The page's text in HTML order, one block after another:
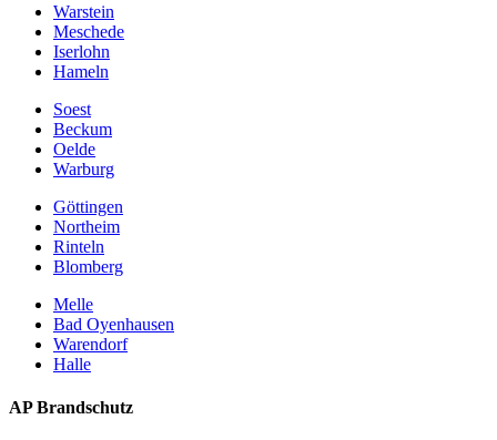
Warstein
Meschede
Iserlohn
Hameln
Soest
Beckum
Oelde
Warburg
Göttingen
Northeim
Rinteln
Blomberg
Melle
Bad Oyenhausen
Warendorf
Halle
AP Brandschutz